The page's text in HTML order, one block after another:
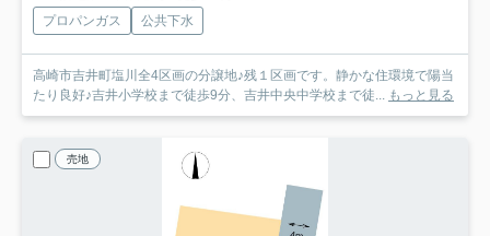
プロパンガス 公共下水
高崎市吉井町塩川全4区画の分譲地♪残１区画です。静かな住環境で陽当
たり良好♪吉井小学校まで徒歩9分、吉井中央中学校まで徒...
もっと見る
売地